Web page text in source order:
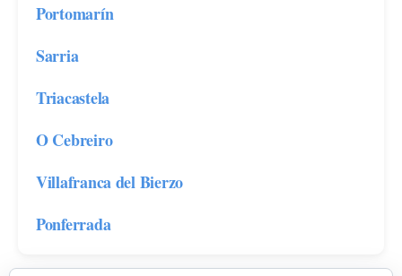
Portomarín
Sarria
Triacastela
O Cebreiro
Villafranca del Bierzo
Ponferrada